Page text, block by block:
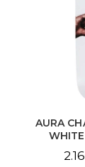
AURA